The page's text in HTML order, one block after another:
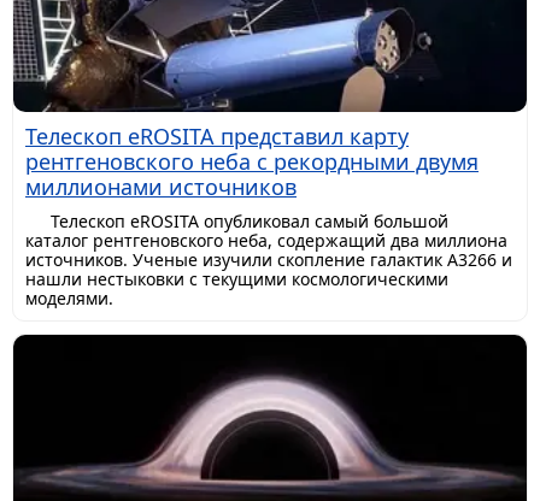
Телескоп eROSITA представил карту
рентгеновского неба с рекордными двумя
миллионами источников
Телескоп eROSITA опубликовал самый большой
каталог рентгеновского неба, содержащий два миллиона
источников. Ученые изучили скопление галактик A3266 и
нашли нестыковки с текущими космологическими
моделями.